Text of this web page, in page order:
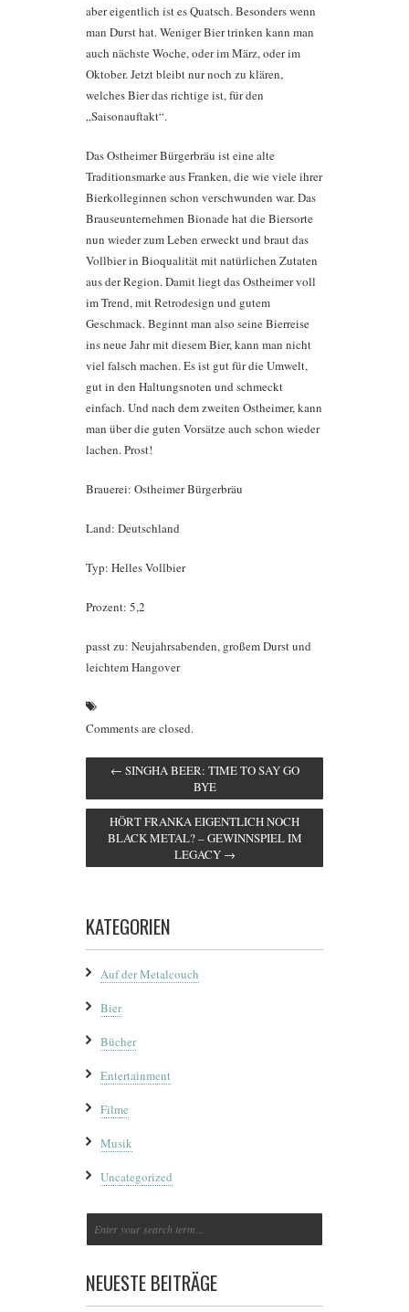
aber eigentlich ist es Quatsch. Besonders wenn
man Durst hat. Weniger Bier trinken kann man
auch nächste Woche, oder im März, oder im
Oktober. Jetzt bleibt nur noch zu klären,
welches Bier das richtige ist, für den
„Saisonauftakt“.
Das Ostheimer Bürgerbräu ist eine alte
Traditionsmarke aus Franken, die wie viele ihrer
Bierkolleginnen schon verschwunden war. Das
Brauseunternehmen Bionade hat die Biersorte
nun wieder zum Leben erweckt und braut das
Vollbier in Bioqualität mit natürlichen Zutaten
aus der Region. Damit liegt das Ostheimer voll
im Trend, mit Retrodesign und gutem
Geschmack. Beginnt man also seine Bierreise
ins neue Jahr mit diesem Bier, kann man nicht
viel falsch machen. Es ist gut für die Umwelt,
gut in den Haltungsnoten und schmeckt
einfach. Und nach dem zweiten Ostheimer, kann
man über die guten Vorsätze auch schon wieder
lachen. Prost!
Brauerei: Ostheimer Bürgerbräu
Land: Deutschland
Typ: Helles Vollbier
Prozent: 5,2
passt zu: Neujahrsabenden, großem Durst und
leichtem Hangover
Comments are closed.
← SINGHA BEER: TIME TO SAY GO
BYE
HÖRT FRANKA EIGENTLICH NOCH
BLACK METAL? – GEWINNSPIEL IM
LEGACY →
KATEGORIEN
Auf der Metalcouch
Bier
Bücher
Entertainment
Filme
Musik
Uncategorized
NEUESTE BEITRÄGE